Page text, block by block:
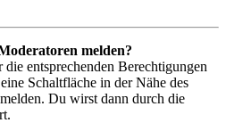
melden?
entsprechenden Berechtigungen
Schaltfläche in der Nähe des
Du wirst dann durch die